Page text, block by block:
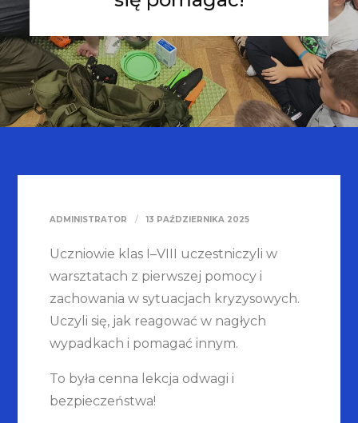
ADMINISTRATOR 13 PAŹDZIERNIKA 2025
Uczniowie klas I–VIII uczestniczyli w
warsztatach z pierwszej pomocy i
zachowania w sytuacjach kryzysowych.
Uczyli się, jak reagować w nagłych
wypadkach i pomagać innym.
To była cenna lekcja odwagi i
bezpieczeństwa!